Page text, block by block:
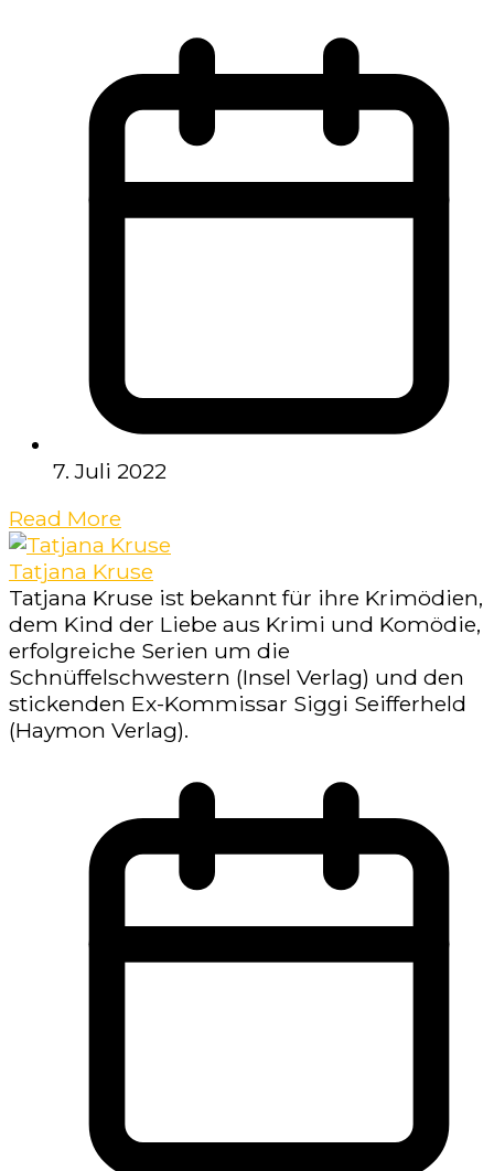
7. Juli 2022
Read More
Tatjana Kruse
Tatjana Kruse ist bekannt für ihre Krimödien,
dem Kind der Liebe aus Krimi und Komödie,
erfolgreiche Serien um die
Schnüffelschwestern (Insel Verlag) und den
stickenden Ex-Kommissar Siggi Seifferheld
(Haymon Verlag).